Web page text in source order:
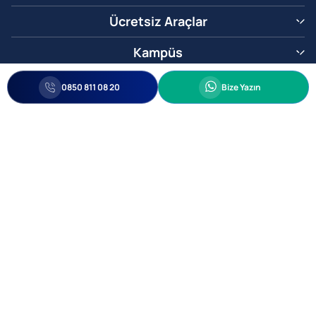
Ücretsiz Araçlar
Kampüs
0850 811 08 20 Whatsapp
Bize Yazın
0850 811 08 20